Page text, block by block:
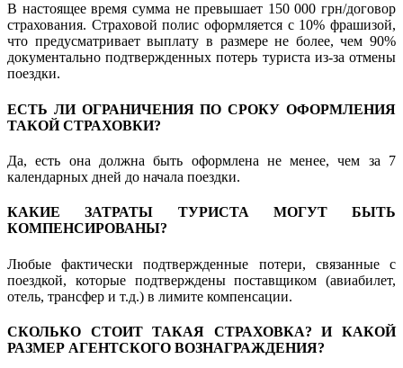
В настоящее время сумма не превышает 150 000 грн/договор
страхования. Страховой полис оформляется с 10% фрашизой,
что предусматривает выплату в размере не более, чем 90%
документально подтвержденных потерь туриста из-за отмены
поездки.
ЕСТЬ ЛИ ОГРАНИЧЕНИЯ ПО СРОКУ ОФОРМЛЕНИЯ
ТАКОЙ СТРАХОВКИ?
Да, есть она должна быть оформлена не менее, чем за 7
календарных дней до начала поездки.
КАКИЕ ЗАТРАТЫ ТУРИСТА МОГУТ БЫТЬ
КОМПЕНСИРОВАНЫ?
Любые фактически подтвержденные потери, связанные с
поездкой, которые подтверждены поставщиком (авиабилет,
отель, трансфер и т.д.) в лимите компенсации.
СКОЛЬКО СТОИТ ТАКАЯ СТРАХОВКА? И КАКОЙ
РАЗМЕР АГЕНТСКОГО ВОЗНАГРАЖДЕНИЯ?